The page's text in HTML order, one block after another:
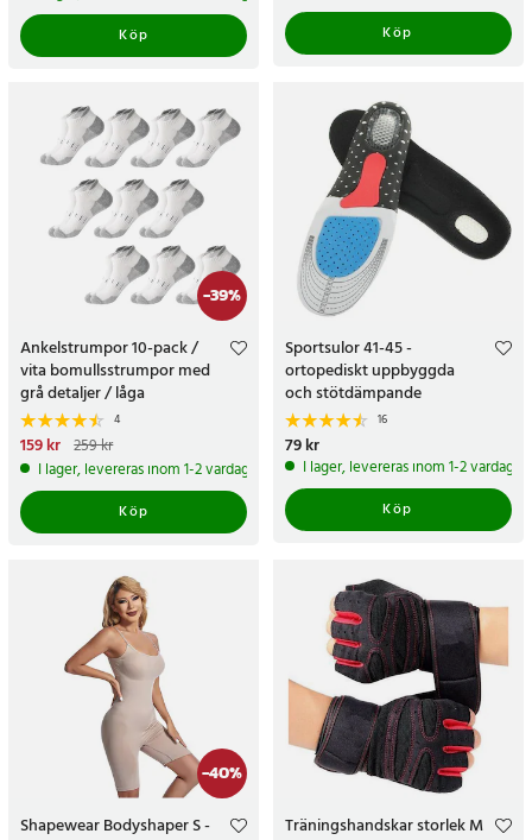
Köp
Köp
-39%
Ankelstrumpor 10-pack /
vita bomullsstrumpor med
grå detaljer / låga
träningsstrumpor 40–45
4
Nuvarande pris
pris:259 kr
159 kr 259 kr
I lager, levereras inom 1-2 vardagar
Köp
Sportsulor 41-45 -
ortopediskt uppbyggda
och stötdämpande
16
Pris:
79 kr
I lager, levereras inom 1-2 vardagar
Köp
-40%
Shapewear Bodyshaper S -
Träningshandskar storlek M